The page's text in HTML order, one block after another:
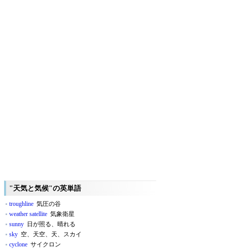
"天気と気候"の英単語
troughline 気圧の谷
weather satellite 気象衛星
sunny 日が照る、晴れる
sky 空、天空、天、スカイ
cyclone サイクロン